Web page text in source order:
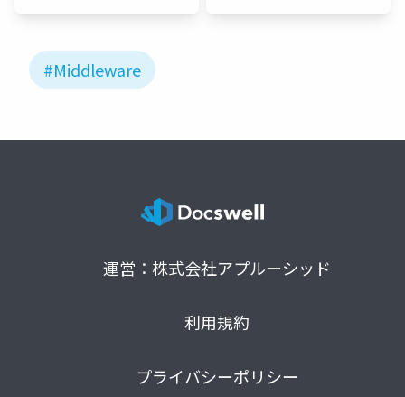
#Middleware
運営：株式会社アプルーシッド
利用規約
プライバシーポリシー